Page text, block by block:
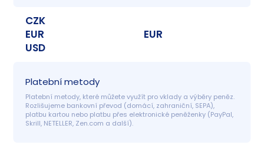
CZK
EUR
USD
EUR
Platební metody
Platební metody, které můžete využít pro vklady a výběry peněz.
Rozlišujeme bankovní převod (domácí, zahraniční, SEPA),
platbu kartou nebo platbu přes elektronické peněženky (PayPal,
Skrill, NETELLER, Zen.com a další).